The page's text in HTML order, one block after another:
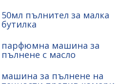
50мл пълнител за малка
бутилка
парфюмна машина за
пълнене с масло
машина за пълнене на